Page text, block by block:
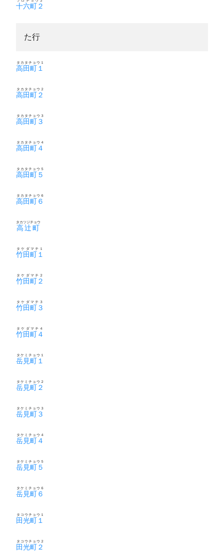
十六町２
た行
高田町１
タカタチョウ１
高田町２
タカタチョウ２
高田町３
タカタチョウ３
高田町４
タカタチョウ４
高田町５
タカタチョウ５
高田町６
タカタチョウ６
高辻町
タカツジチョウ
竹田町１
タケダマチ１
竹田町２
タケダマチ２
竹田町３
タケダマチ３
竹田町４
タケダマチ４
岳見町１
タケミチョウ１
岳見町２
タケミチョウ２
岳見町３
タケミチョウ３
岳見町４
タケミチョウ４
岳見町５
タケミチョウ５
岳見町６
タケミチョウ６
田光町１
タコウチョウ１
田光町２
タコウチョウ２